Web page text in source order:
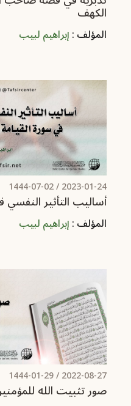
الكهف
المؤلف :إبراهيم لبيب
2023-01-24
/ 1444-07-02
أساليب التأثير
المؤلف :إبراهيم لبيب
2022-08-27
/ 1444-01-29
صور تثبيت الله